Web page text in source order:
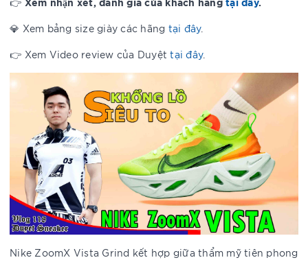
💎 Xem bảng size giày các hãng tại đây.
👉 Xem Video review của Duyệttại đây.
Nike ZoomX Vista Grind kết hợp giữa thẩm mỹ tiên phong